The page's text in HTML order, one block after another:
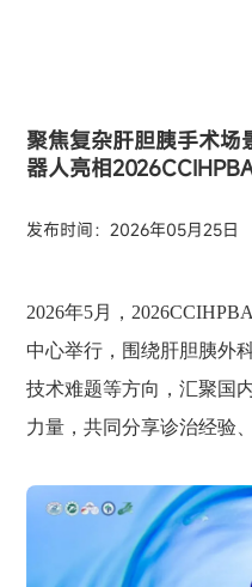
聚焦复杂肝胆胰手术场
器人亮相
发布时间：2026年05月25日
2026年5月，
中心举行，围绕肝胆胰外
技术难题等方向，汇聚国
力量，共同分享诊治经验